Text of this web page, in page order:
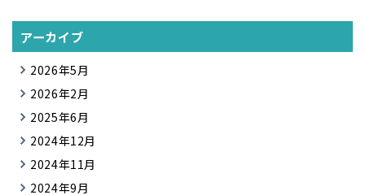
アーカイブ
2026年5月
2026年2月
2025年6月
2024年12月
2024年11月
2024年9月